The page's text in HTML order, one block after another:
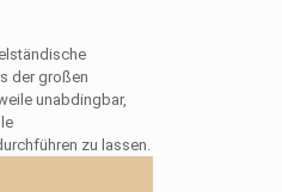
der großen
unabdingbar,
zu lassen.